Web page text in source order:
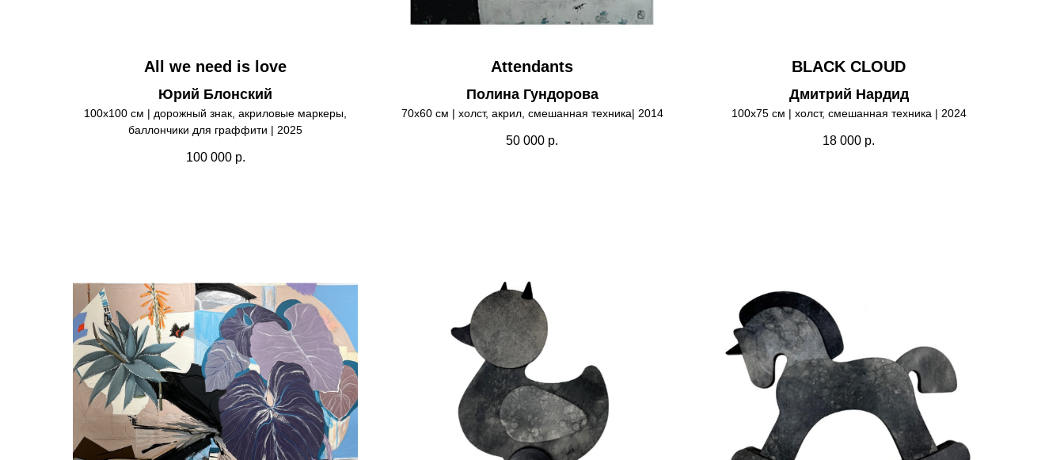
All we need is love
Юрий Блонский
100х100 см | дорожный знак, акриловые маркеры,
баллончики для граффити | 2025
100 000 р.
Attendants
Полина Гундорова
70х60 см | холст, акрил, смешанная техника| 2014
50 000 р.
BLACK CLOUD
Дмитрий Нардид
100х75 см | холст, смешанная техника | 2024
18 000 р.